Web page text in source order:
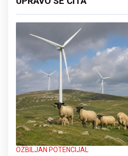
OZBILJAN POTENCIJAL